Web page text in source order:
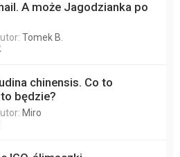
A może Jagodzianka po
Tomek B.
chinensis. Co to
będzie?
Miro